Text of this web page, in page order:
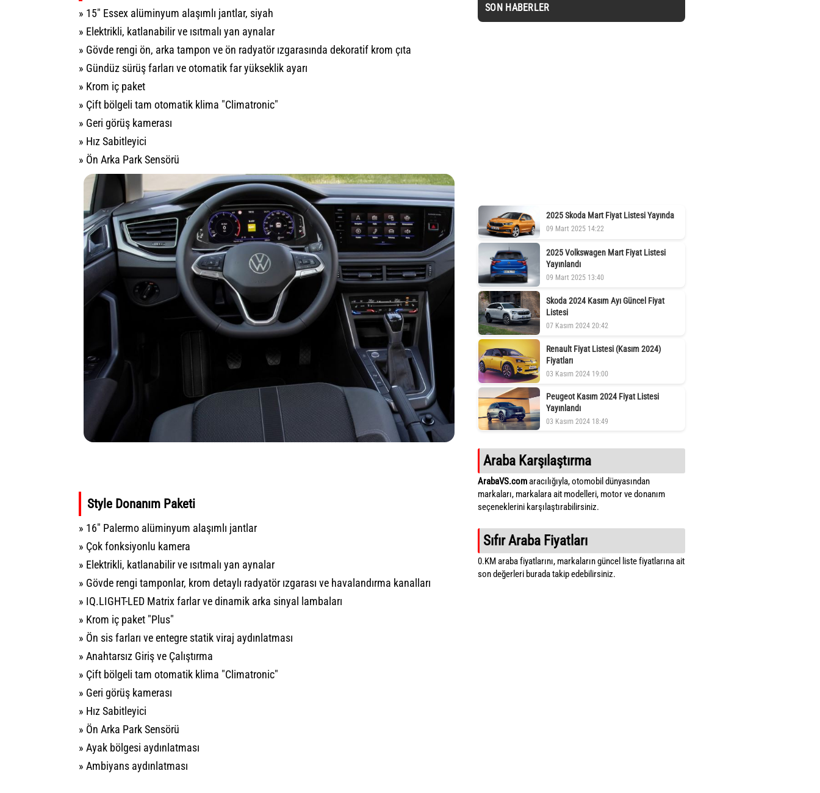
» 15" Essex alüminyum alaşımlı jantlar, siyah
» Elektrikli, katlanabilir ve ısıtmalı yan aynalar
» Gövde rengi ön, arka tampon ve ön radyatör ızgarasında dekoratif krom çıta
» Gündüz sürüş farları ve otomatik far yükseklik ayarı
» Krom iç paket
» Çift bölgeli tam otomatik klima "Climatronic"
» Geri görüş kamerası
» Hız Sabitleyici
» Ön Arka Park Sensörü
Style Donanım Paketi
» 16" Palermo alüminyum alaşımlı jantlar
» Çok fonksiyonlu kamera
» Elektrikli, katlanabilir ve ısıtmalı yan aynalar
» Gövde rengi tamponlar, krom detaylı radyatör ızgarası ve havalandırma kanalları
» IQ.LIGHT-LED Matrix farlar ve dinamik arka sinyal lambaları
» Krom iç paket "Plus"
» Ön sis farları ve entegre statik viraj aydınlatması
» Anahtarsız Giriş ve Çalıştırma
» Çift bölgeli tam otomatik klima "Climatronic"
» Geri görüş kamerası
» Hız Sabitleyici
» Ön Arka Park Sensörü
» Ayak bölgesi aydınlatması
» Ambiyans aydınlatması
SON HABERLER
2025 Skoda Mart Fiyat Listesi Yayında
09 Mart 2025 14:22
2025 Volkswagen Mart Fiyat Listesi
Yayınlandı
09 Mart 2025 13:40
Skoda 2024 Kasım Ayı Güncel Fiyat
Listesi
07 Kasım 2024 20:42
Renault Fiyat Listesi (Kasım 2024)
Fiyatları
03 Kasım 2024 19:00
Peugeot Kasım 2024 Fiyat Listesi
Yayınlandı
03 Kasım 2024 18:49
Araba Karşılaştırma
ArabaVS.comaracılığıyla, otomobil dünyasından
markaları, markalara ait modelleri, motor ve donanım
seçeneklerini karşılaştırabilirsiniz.
Sıfır Araba Fiyatları
0.KM araba fiyatlarını, markaların güncel liste fiyatlarına ait
son değerleri burada takip edebilirsiniz.